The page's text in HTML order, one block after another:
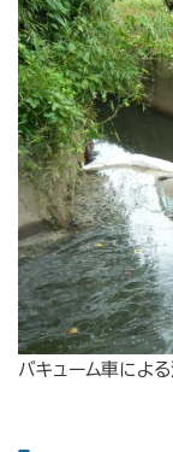
バキューム車によ